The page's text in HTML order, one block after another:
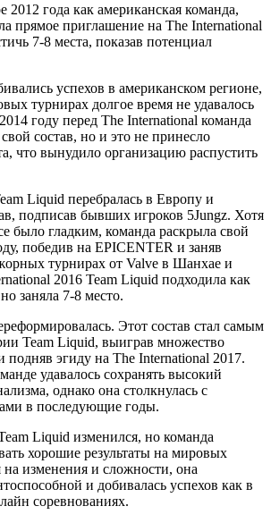
2012 года как американская команда,
прямое приглашение на The International
7-8 места, показав потенциал
успехов в американском регионе,
турнирах долгое время не удавалось
году перед The International команда
состав, но и это не принесло
что вынудило организацию распустить
Liquid перебралась в Европу и
подписав бывших игроков 5Jungz. Хотя
было гладким, команда раскрыла свой
победив на EPICENTER и заняв
турнирах от Valve в Шанхае и
2016 Team Liquid подходила как
заняла 7-8 место.
Этот состав стал самым
Team Liquid, выиграв множество
эгиду на The International 2017.
удавалось сохранять высокий
однако она столкнулась с
в последующие годы.
Liquid изменился, но команда
хорошие результаты на мировых
изменения и сложности, она
и добивалась успехов как в
соревнованиях.